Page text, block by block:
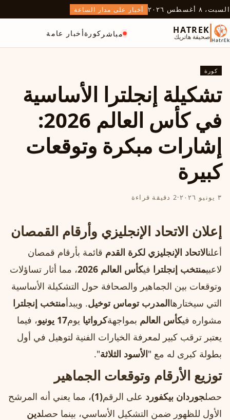
السبت، ٨ أغسطس ٢٠٢٦ أخبار على مدار الساعة
HATREK
صحيفة هاتريك مباشر كورةأخبار عامة
كورة
تشكيلة إنجلترا الأساسية
في كأس العالم 2026:
إشارات مبكرة وتوقعات
كبيرة
٣ يونيو ٢٠٢٦ ·2 دقيقة قراءة
إعلان الاتحاد الإنجليزي وأرقام القمصان
أعلنالاتحاد الإنجليزي لكرة القدم قائمة بأرقام قمصان
لاعبيمنتخب إنجلترا فيكأس العالم 2026
، مما أثار تساؤلات
وتوقعات بين الجماهير والصحافة حول التشكيلة الأساسية
التي سيختارهاالمدرب توماس توخيل. ويبدأمنتخب إنجلترا
مشواره فيكأس العالم بمواجهةكرواتيا يوم17 يونيو
، فيما
يعتبر ترقب كبير لمعرفة الخيارات الفنية لتوهيل في أول
بطولة كبرى له مع "الأسود الثلاثة".
توزيع الأرقام وتوقعات الجماهير
حصلجوردان بيكفورد على الرقم(1)
، مما يعني أنه المرشح
الأول للظهور ضمن التشكيل الأساسي، بينما حصلدين